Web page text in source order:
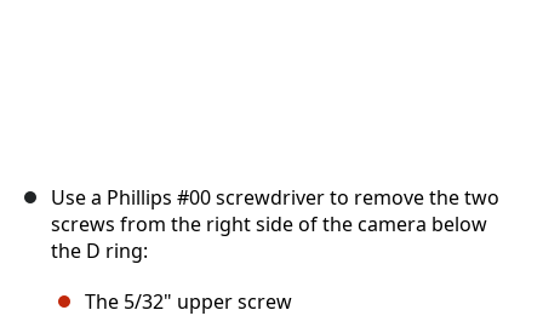
Use a Phillips #00 screwdriver to remove the two
screws from the right side of the camera below
the D ring:
The 5/32" upper screw